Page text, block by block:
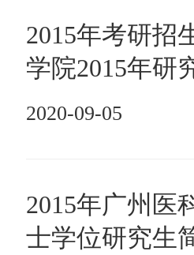
2015年考研招
学院2015年研
2020-09-05
2015年广州医
士学位研究生